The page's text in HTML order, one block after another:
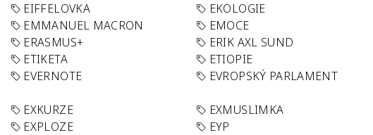
EIFFELOVKA EKOLOGIE
EMMANUEL MACRON EMOCE
ERASMUS+ ERIK AXL SUND
ETIKETA ETIOPIE
EVERNOTE EVROPSKÝ PARLAMENT
EXKURZE EXMUSLIMKA
EXPLOZE EYP